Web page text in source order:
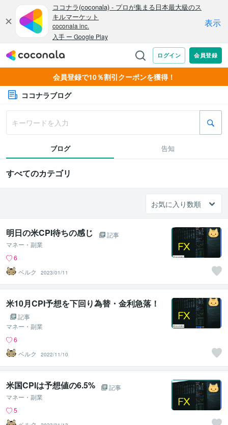
会員登録で10％割引クーポンを獲得！
ココナラブログ
ブログ 告知
すべてのカテゴリ
明日の米CPI待ちの感じ
記事
マネー・副業
6
ベルク
2023/01/11
米10月CPI予想を下回り為替・金利急落！
記事
マネー・副業
6
ベルク
2022/11/10
米国CPIは予想値の6.5%
記事
マネー・副業
5